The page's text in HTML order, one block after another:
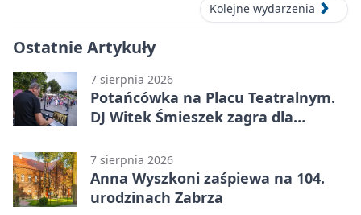
Kolejne wydarzenia
Ostatnie Artykuły
7 sierpnia 2026
Potańcówka na Placu Teatralnym.
DJ Witek Śmieszek zagra dla
7 sierpnia 2026
Anna Wyszkoni zaśpiewa na 104.
urodzinach Zabrza